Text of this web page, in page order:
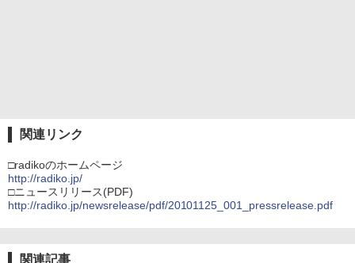
関連リンク
□radikoのホームページ
http://radiko.jp/
□ニュースリリース(PDF)
http://radiko.jp/newsrelease/pdf/20101125_001_pressrelease.pdf
関連記事